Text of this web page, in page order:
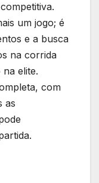
um jogo; é
e a busca
na corrida
elite.
com
as